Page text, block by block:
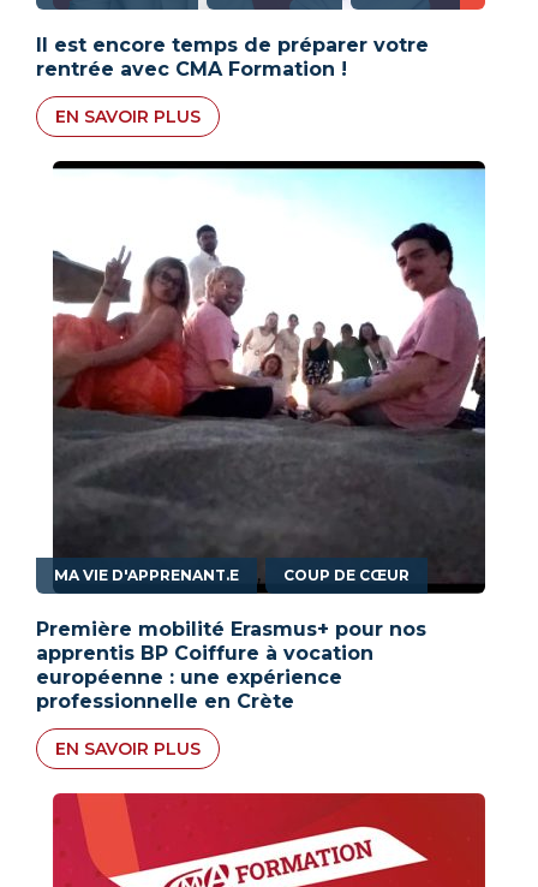
Il est encore temps de préparer votre
rentrée avec CMA Formation !
EN SAVOIR PLUS
MA VIE D'APPRENANT.E , COUP DE CŒUR
Première mobilité Erasmus+ pour nos
apprentis BP Coiffure à vocation
européenne : une expérience
professionnelle en Crète
EN SAVOIR PLUS